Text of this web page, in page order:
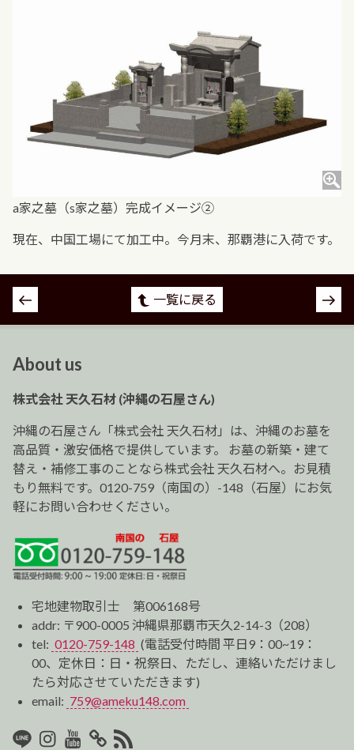
a家之墓（s家之墓）完成イメージ②
現在、中国工場にて加工中。今月末、那覇港に入荷です。
投
稿
ゲ
ー
ョ
ン
一覧に戻る
About us
株式会社 天久石材 (沖縄の石屋さん)
沖縄の石屋さん「株式会社 天久石材」は、沖縄のお墓を
高品質・激安価格で提供しています。 お墓の新築・建て
替え・補修工事のことなら株式会社 天久石材へ。お見積
もり無料です。0120-759（南国の）-148（石屋）にお気
軽にお問い合わせください。
宅地建物取引士 第006168号
addr: 〒900-0005 沖縄県那覇市天久2-14-3（208）
tel: 0120-759-148 (電話受付時間 平日9：00~19：
00、定休日：日・祝祭日、ただし、連絡いただけまし
たら対応させていただきます)
email: 759@ameku148.com
LINEInstagram
Youtube
マ RSS2